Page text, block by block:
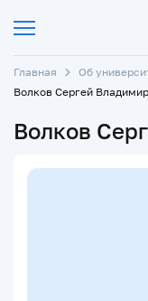
Главная Об
Волков Сергей
Волков